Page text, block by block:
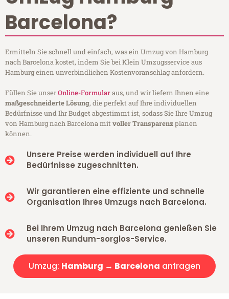
Barcelona?
Ermitteln Sie schnell und einfach, was ein Umzug von Hamburg
nach Barcelona kostet, indem Sie bei Klein Umzugsservice aus
Hamburg einen unverbindlichen Kostenvoranschlag anfordern.
Füllen Sie unserOnline-Formularaus, und wir liefern Ihnen eine
maßgeschneiderte Lösung, die perfekt auf Ihre individuellen
Bedürfnisse und Ihr Budget abgestimmt ist, sodass Sie Ihre Umzug
von Hamburg nach Barcelona mitvoller Transparenzplanen
können.
Unsere Preise werden individuell auf Ihre
Bedürfnisse zugeschnitten.
Wir garantieren eine effiziente und schnelle
Organisation Ihres Umzugs nach Barcelona.
Bei Ihrem Umzug nach Barcelona genießen Sie
unseren Rundum-sorglos-Service.
Umzug: Hamburg → Barcelona anfragen